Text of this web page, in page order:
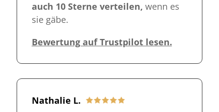
auch 10 Sterne verteilen, wenn es
sie gäbe.
Bewertung auf Trustpilot lesen.
Nathalie L.